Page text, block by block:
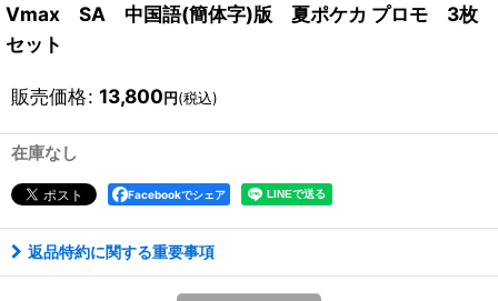
Vmax SA 中国語(簡体字)版 夏ポケカ プロモ 3枚
セット
販売価格: 13,800円(税込)
在庫なし
Facebookでシェア
返品特約に関する重要事項